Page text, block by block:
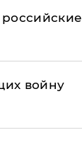
войну